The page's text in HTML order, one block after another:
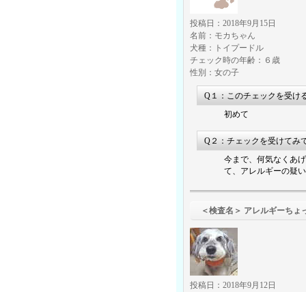
投稿日：2018年9月15日
名前：モカちゃん
犬種：トイプードル
チェック時の年齢：６歳
性別：女の子
Q１：このチェックを受け
初めて
Q２：チェックを受けてみ
今まで、何気なくあ
て、アレルギーの疑
＜検査名＞ アレル
投稿日：2018年9月12日